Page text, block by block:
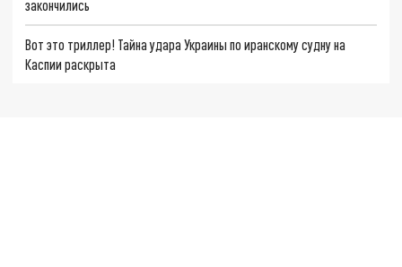
закончились
Вот это триллер! Тайна удара Украины по иранскому судну на
Каспии раскрыта